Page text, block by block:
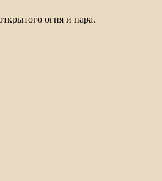
огня и пара.